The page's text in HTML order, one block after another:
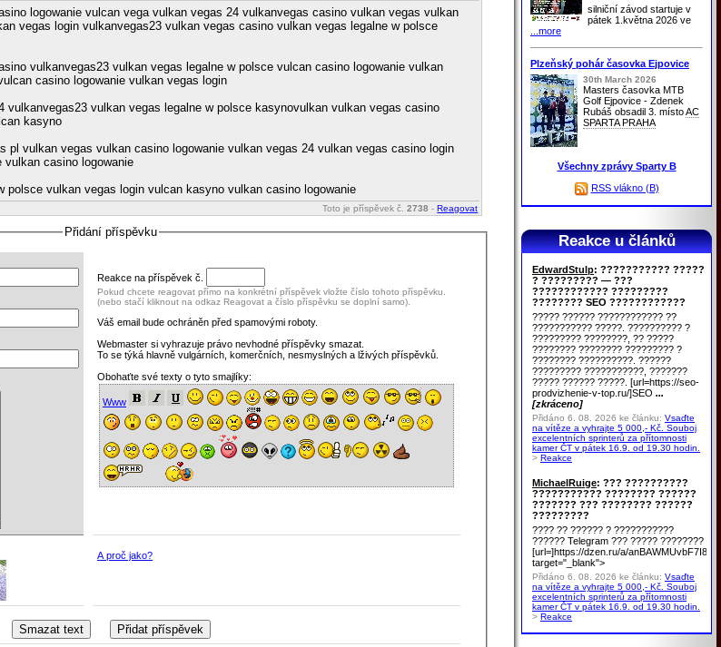
logowanie vulcan vega vulkan vegas 24 vulkanvegas casino vulkan vegas vulkan
vegas login vulkanvegas23 vulkan vegas casino vulkan vegas legalne w polsce
vulkanvegas23 vulkan vegas legalne w polsce vulcan casino logowanie vulkan
casino logowanie vulkan vegas login
vulkan vegas legalne w polsce kasynovulkan vulkan vegas casino
kasyno
pl vulkan vegas vulkan casino logowanie vulkan vegas 24 vulkan vegas casino login
vulkan casino logowanie
vulkan vegas login vulcan kasyno vulkan casino logowanie
Toto je příspěvek č.2738 - Reagovat
Přidání příspěvku
Reakce na příspěvek č.
Pokud chcete reagovat přímo na konkrétní příspěvek vložte číslo tohoto příspěvku.
(nebo stačí kliknout na odkaz Reagovat a číslo příspěvku se doplní samo).
Váš email bude ochráněn před spamovými roboty.
Webmaster si vyhrazuje právo nevhodné příspěvky smazat.
To se týká hlavně vulgárních, komerčních, nesmyslných a lživých příspěvků.
Obohaťte své texty o tyto smajlíky:
Www
A proč jako?
silniční závod startuje v
pátek 1.května 2026 ve
...more
Plzeňský pohár časovka Ejpovice
30th March 2026
Masters časovka MTB
Golf Ejpovice - Zdenek
Rubáš obsadil 3. místoAC
SPARTA PRAHA
Všechny zprávy Sparty B
RSS vlákno (B)
Reakce u článků
EdwardStulp: ??????????? ?????
? ????????? — ???
???????????? ?????????
???????? SEO ????????????
????? ?????? ???????????? ??
??????????? ?????. ?????????? ?
????????? ????????, ?? ?????
???????? ???????? ????????? ?
???????? ??????????. ??????
????????? ???????????, ???????
????? ?????? ?????. [url=https://seo-
prodvizhenie-v-top.ru/]SEO ...
[zkráceno]
Přidáno 6. 08. 2026 ke článku: Vsaďte
na vítěze a vyhrajte 5 000,- Kč. Souboj
excelentních sprinterů za přítomnosti
kamer ČT v pátek 16.9. od 19.30 hodin.
> Reakce
MichaelRuige: ??? ??????????
??????????? ???????? ??????
??????? ??? ???????? ??????
?????????
???? ?? ?????? ? ???????????
?????? Telegram ??? ????? ????????
[url=]https://dzen.ru/a/
target="_blank">
Přidáno 6. 08. 2026 ke článku: Vsaďte
na vítěze a vyhrajte 5 000,- Kč. Souboj
excelentních sprinterů za přítomnosti
kamer ČT v pátek 16.9. od 19.30 hodin.
> Reakce